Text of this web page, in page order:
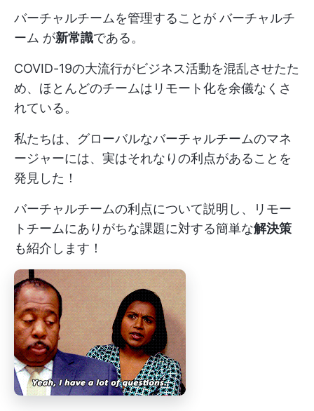
バーチャルチームを管理することが バーチャルチ
ーム が新常識である。
COVID-19の大流行がビジネス活動を混乱させたた
め、ほとんどのチームはリモート化を余儀なくさ
れている。
私たちは、グローバルなバーチャルチームのマネ
ージャーには、実はそれなりの利点があることを
発見した！
バーチャルチームの利点について説明し、リモー
トチームにありがちな課題に対する簡単な解決策
も紹介します！